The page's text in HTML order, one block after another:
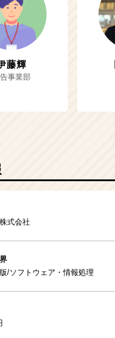
藤輝
事業部
式会社
/ソフトウェア・情報処理